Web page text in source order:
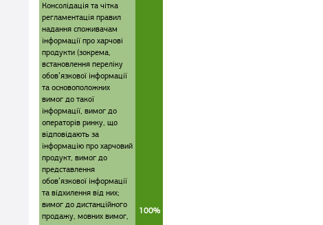
Консолідація та чітка
регламентація правил
надання споживачам
інформації про харчові
продукти (зокрема,
встановлення переліку
обов’язкової інформації
та основоположних
вимог до такої
інформації, вимог до
операторів ринку, що
відповідають за
інформацію про харчовий
продукт, вимог до
представлення
обов’язкової інформації
та відхилення від них;
вимог до дистанційного
продажу, мовних вимог,
100%